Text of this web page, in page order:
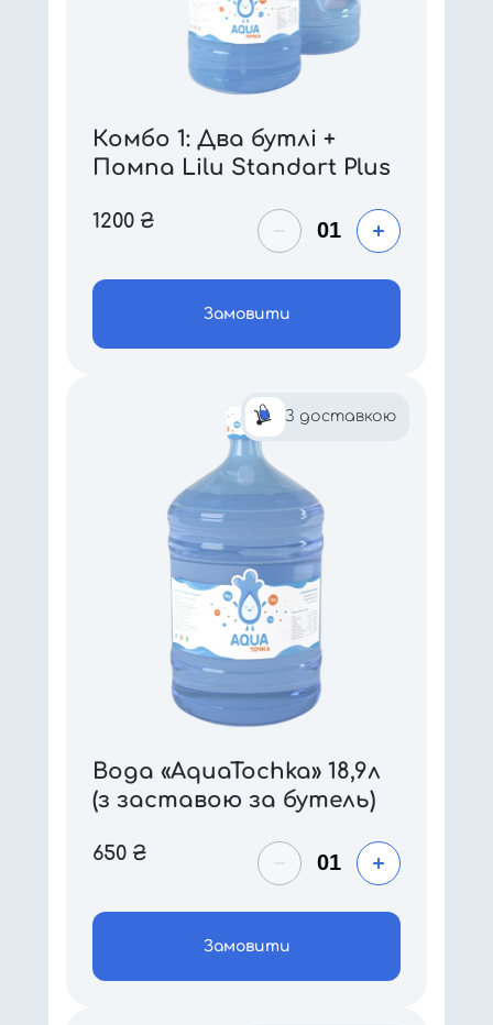
Комбо 1: Два бутлі +
Помпа Lilu Standart Plus
1200 ₴
Замовити
З доставкою
Вода «AquaTochka» 18,9л
(з заставою за бутель)
650 ₴
Замовити